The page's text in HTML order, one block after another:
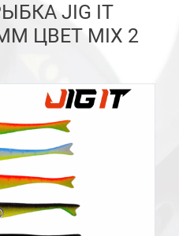
JIG IT
ЦВЕТ MIX 2